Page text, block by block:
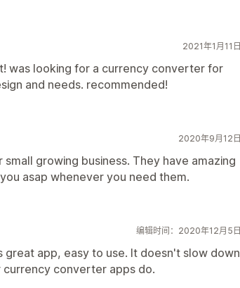
2021年1月11日
was looking for a currency converter for
and needs. recommended!
2020年9月12日
growing business. They have amazing
asap whenever you need them.
编辑时间：2020年12月5日
great app, easy to use. It doesn't slow down
converter apps do.